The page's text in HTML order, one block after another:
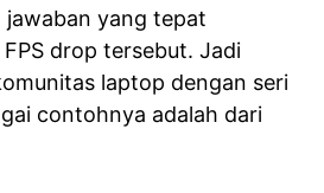
jawaban yang tepat
drop tersebut. Jadi
laptop dengan seri
contohnya adalah dari